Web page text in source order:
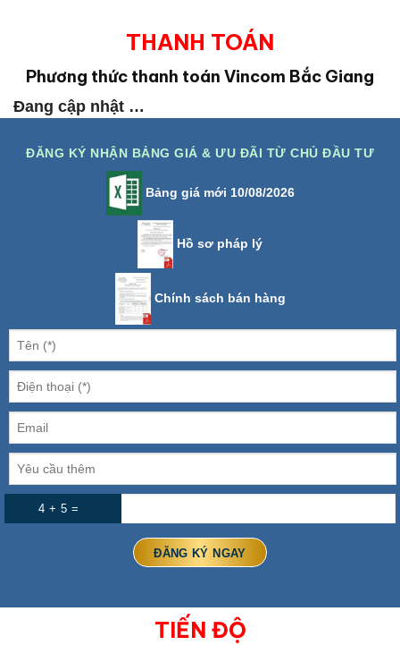
THANH TOÁN
Phương thức thanh toán Vincom Bắc Giang
Đang cập nhật …
ĐĂNG KÝ NHẬN BẢNG GIÁ & ƯU ĐÃI TỪ CHỦ ĐẦU TƯ
Bảng giá mới 10/08/2026
Hồ sơ pháp lý
Chính sách bán hàng
4 + 5 =
TIẾN ĐỘ